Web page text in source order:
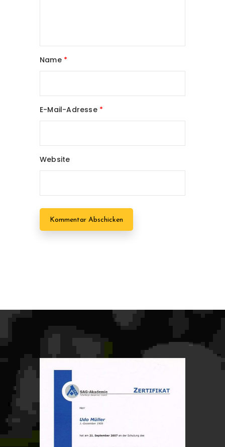
Name *
E-Mail-Adresse *
Website